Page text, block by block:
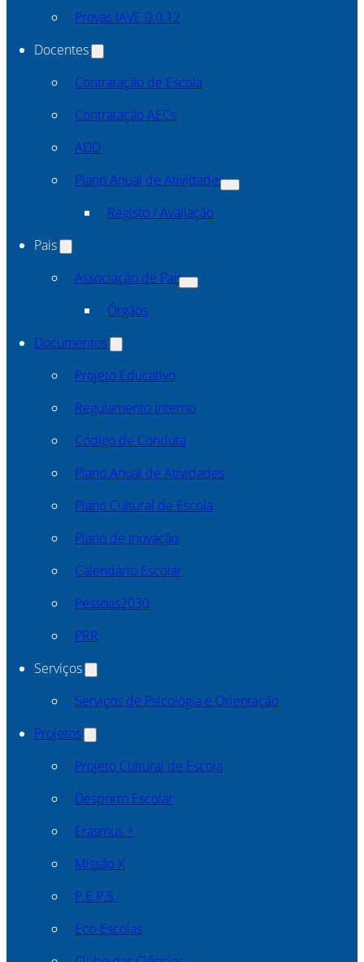
Provas IAVE 0.0.12
Docentes
Contratação de Escola
Contratação AECs
ADD
Plano Anual de Atividades
Registo / Avaliação
Pais
Associação de Pais
Órgãos
Documentos
Projeto Educativo
Regulamento Interno
Código de Conduta
Plano Anual de Atividades
Plano Cultural de Escola
Plano de Inovação
Calendário Escolar
Pessoas2030
PRR
Serviços
Serviços de Psicologia e Orientação
Projetos
Projeto Cultural de Escola
Desporto Escolar
Erasmus +
Missão X
P.E.P.S.
Eco-Escolas